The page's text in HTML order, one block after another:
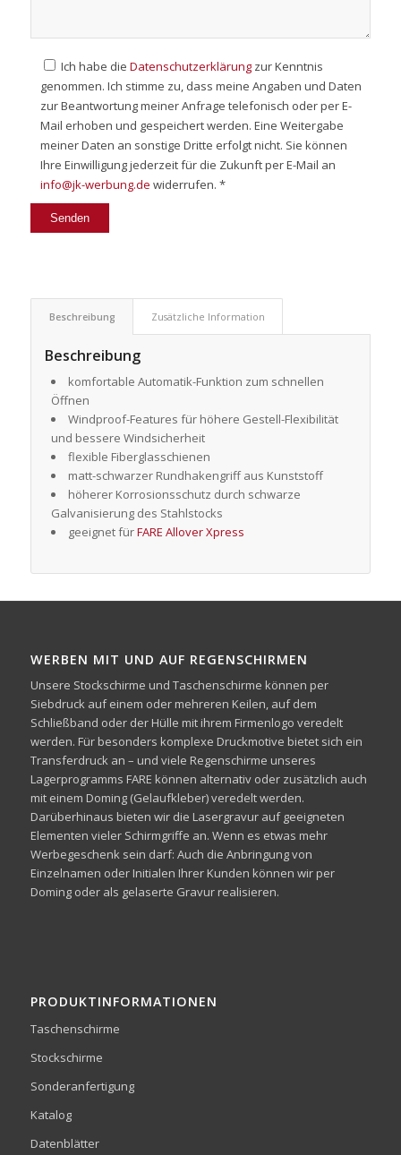
Ich habe die Datenschutzerklärungzur Kenntnis
genommen. Ich stimme zu, dass meine Angaben und Daten
zur Beantwortung meiner Anfrage telefonisch oder per E-
Mail erhoben und gespeichert werden. Eine Weitergabe
meiner Daten an sonstige Dritte erfolgt nicht. Sie können
Ihre Einwilligung jederzeit für die Zukunft per E-Mail an
info@jk-werbung.de widerrufen. *
Beschreibung Zusätzliche Information
Beschreibung
komfortable Automatik-Funktion zum schnellen
Öffnen
Windproof-Features für höhere Gestell-Flexibilität
und bessere Windsicherheit
flexible Fiberglasschienen
matt-schwarzer Rundhakengriff aus Kunststoff
höherer Korrosionsschutz durch schwarze
Galvanisierung des Stahlstocks
geeignet fürFARE Allover Xpress
WERBEN MIT UND AUF REGENSCHIRMEN
Unsere Stockschirme und Taschenschirme können per
Siebdruck auf einem oder mehreren Keilen, auf dem
Schließband oder der Hülle mit ihrem Firmenlogo veredelt
werden. Für besonders komplexe Druckmotive bietet sich ein
Transferdruck an – und viele Regenschirme unseres
Lagerprogramms FARE können alternativ oder zusätzlich auch
mit einem Doming (Gelaufkleber) veredelt werden.
Darüberhinaus bieten wir die Lasergravur auf geeigneten
Elementen vieler Schirmgriffe an. Wenn es etwas mehr
Werbegeschenk sein darf: Auch die Anbringung von
Einzelnamen oder Initialen Ihrer Kunden können wir per
Doming oder als gelaserte Gravur realisieren.
PRODUKTINFORMATIONEN
Taschenschirme
Stockschirme
Sonderanfertigung
Katalog
Datenblätter